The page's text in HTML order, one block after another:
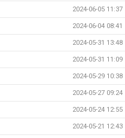
2024-06-05 11:37
2024-06-04 08:41
2024-05-31 13:48
2024-05-31 11:09
2024-05-29 10:38
2024-05-27 09:24
2024-05-24 12:55
2024-05-21 12:43